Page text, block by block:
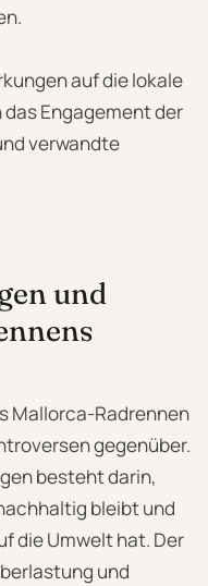
auf die lokale
Engagement der
verwandte
und
Mallorca-Radrennen
gegenüber.
besteht darin,
bleibt und
die Umwelt hat. Der
und